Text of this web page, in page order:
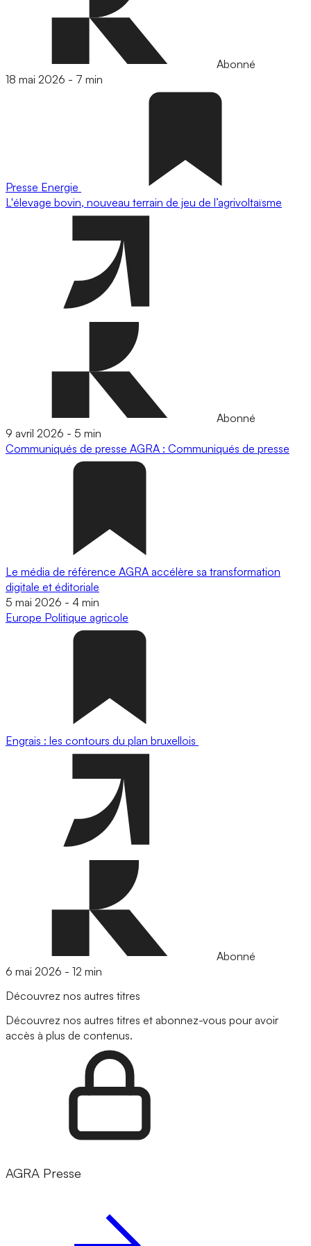
Abonné
18 mai 2026 - 7 min
Presse Energie
L'élevage bovin, nouveau terrain de jeu de l’agrivoltaïsme
Abonné
9 avril 2026 - 5 min
Communiqués de presse AGRA : Communiqués de presse
Le média de référence AGRA accélère sa transformation
digitale et éditoriale
5 mai 2026 - 4 min
Europe Politique agricole
Engrais : les contours du plan bruxellois
Abonné
6 mai 2026 - 12 min
Découvrez nos autres titres
Découvrez nos autres titres et abonnez-vous pour avoir
accès à plus de contenus.
AGRA Presse